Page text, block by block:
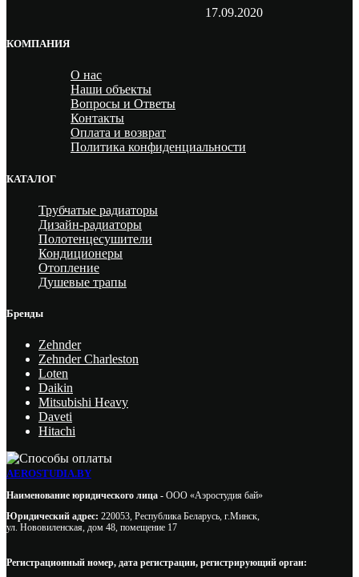
17.09.2020
КОМПАНИЯ
О нас
Наши объекты
Вопросы и Ответы
Контакты
Оплата и возврат
Политика конфиденциальности
КАТАЛОГ
Трубчатые радиаторы
Дизайн-радиаторы
Полотенцесушители
Кондиционеры
Отопление
Душевые трапы
Бренды
Zehnder
Zehnder Charleston
Loten
Daikin
Mitsubishi Heavy
Daveti
Hitachi
AEROSTUDIA.BY
Наименование юридического лица - ООО «Аэростудия бай»
Юридический адрес: 220053, Республика Беларусь, г.Минск,
ул. Нововиленская, дом 48, помещение 17
Регистрационный номер, дата регистрации, регистрирующий орган: